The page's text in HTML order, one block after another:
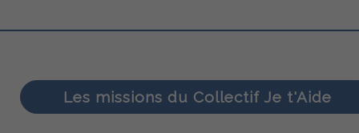
Les missions du Collectif Je t'Aide